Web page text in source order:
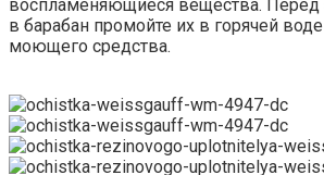
воспламеняющиеся вещества. Перед
в барабан промойте их в горячей
моющего средства.